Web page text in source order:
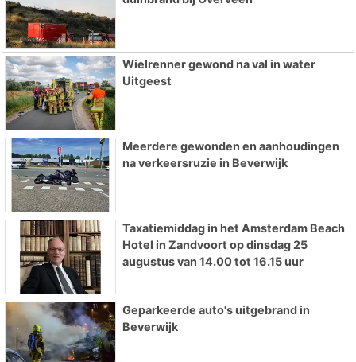
Wielrenner gewond na val in water
Uitgeest
Meerdere gewonden en aanhoudingen
na verkeersruzie in Beverwijk
Taxatiemiddag in het Amsterdam Beach
Hotel in Zandvoort op dinsdag 25
augustus van 14.00 tot 16.15 uur
Geparkeerde auto's uitgebrand in
Beverwijk